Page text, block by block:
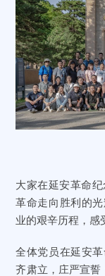
大家在延安革命
革命走向胜利的
业的艰辛历程，感
全体党员在延安
齐肃立，庄严宣